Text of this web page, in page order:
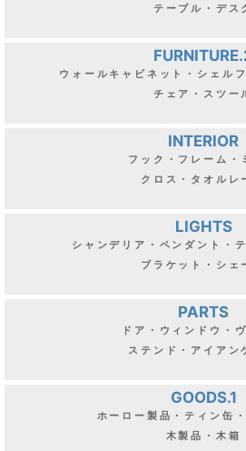
テーブル・デス
ウォールキャビネット・シェル
チェア・スツー
INTERIOR
フック・フレーム・
クロス・タオルレ
LIGHTS
シャンデリア・ペンダント・
ブラケット・シェ
PARTS
ドア・ウィンドウ・
ステンド・アイアン
GOODS.1
ホーロー製品・ティン缶
木製品・木箱